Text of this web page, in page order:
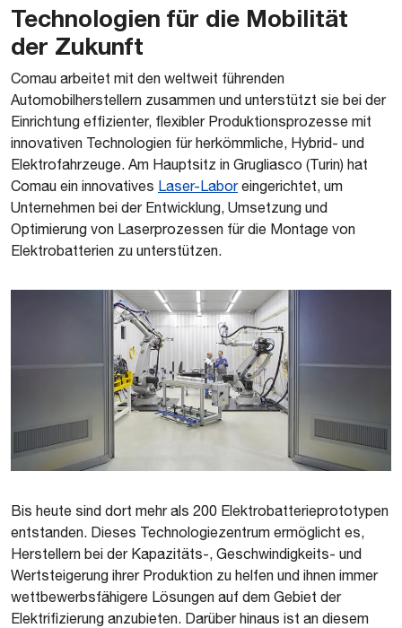
Technologien für die Mobilität
der Zukunft
Comau arbeitet mit den weltweit führenden
Automobilherstellern zusammen und unterstützt sie bei der
Einrichtung effizienter, flexibler Produktionsprozesse mit
innovativen Technologien für herkömmliche, Hybrid- und
Elektrofahrzeuge. Am Hauptsitz in Grugliasco (Turin) hat
Comau ein innovatives Laser-Laboreingerichtet, um
Unternehmen bei der Entwicklung, Umsetzung und
Optimierung von Laserprozessen für die Montage von
Elektrobatterien zu unterstützen.
Bis heute sind dort mehr als 200 Elektrobatterieprototypen
entstanden. Dieses Technologiezentrum ermöglicht es,
Herstellern bei der Kapazitäts-, Geschwindigkeits- und
Wertsteigerung ihrer Produktion zu helfen und ihnen immer
wettbewerbsfähigere Lösungen auf dem Gebiet der
Elektrifizierung anzubieten. Darüber hinaus ist an diesem